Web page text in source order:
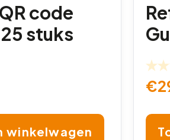
code
stuks
winkelwagen
€